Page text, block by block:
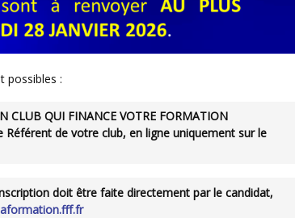
possibles :
de votre club, en ligne uniquement sur le
doit être faite directement par le candidat,